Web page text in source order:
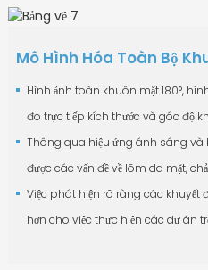
Mô Hình Hóa Toàn Bộ
Hình ảnh toàn khuôn mặt 180°,
đo trực tiếp kích thước và góc độ
Thông qua hiệu ứng ánh sáng và
được các vấn đề về lõm da mặt,
Việc phát hiện rõ ràng các khuyết
hơn cho việc thực hiện các dự án